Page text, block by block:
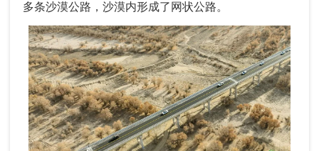
多条沙漠公路，沙漠内形成了网状公路。